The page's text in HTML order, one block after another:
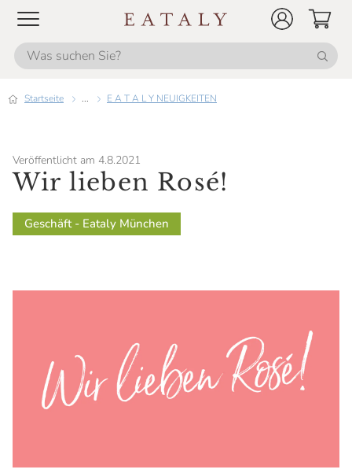
Startseite ... E A T A L Y NEUIGKEITEN
Veröffentlicht am 4.8.2021
Wir lieben Rosé!
Geschäft - Eataly München